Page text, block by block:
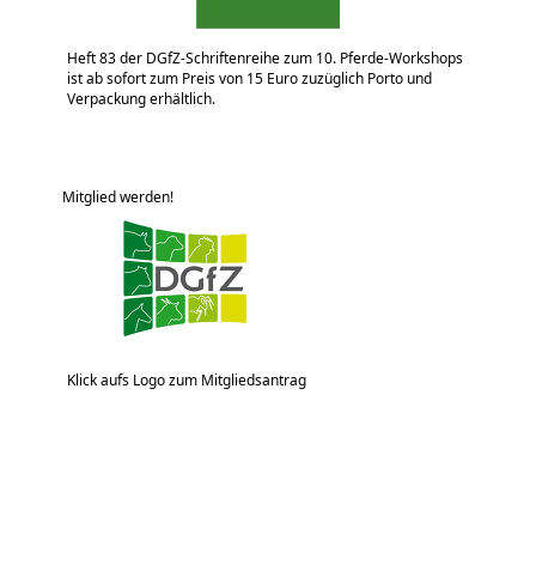
Heft 83 der DGfZ-Schriftenreihe zum 10. Pferde-Workshops
ist ab sofort zum Preis von 15 Euro zuzüglich Porto und
Verpackung erhältlich.
Mitglied werden!
Klick aufs Logo zum Mitgliedsantrag